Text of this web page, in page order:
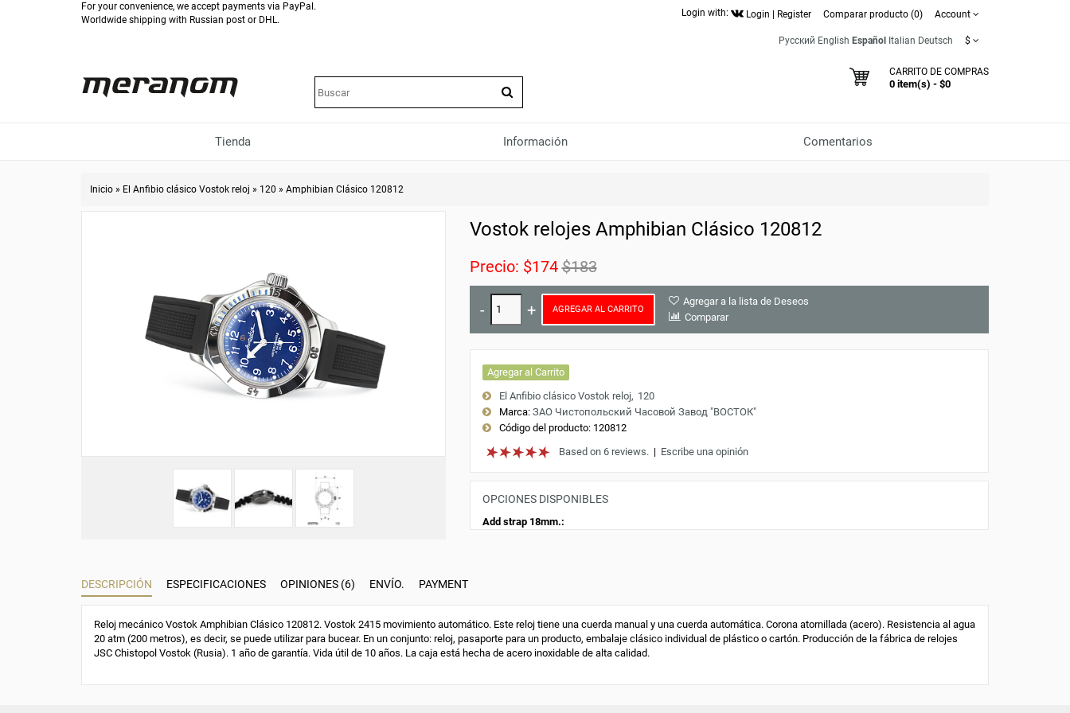
For your convenience, we accept payments via PayPal.
Worldwide shipping with Russian post or DHL.
Login with: Login Register Comparar producto (0) Account
Русский English Español Italian Deutsch $
CARRITO DE COMPRAS
0 item(s) - $0
Tienda Información Comentarios
Inicio » El Anfibio clásico Vostok reloj » 120 » Amphibian Clásico 120812
Vostok relojes Amphibian Clásico 120812
Precio: $174 $183
AGREGAR AL CARRITO
Agregar a la lista de Deseos
Comparar
Agregar al Carrito
El Anfibio clásico Vostok reloj
120
Marca: ЗАО Чистопольский Часовой Завод "ВОСТОК"
Código del producto:120812
Based on 6 reviews.| Escribe una opinión
OPCIONES DISPONIBLES
Add strap 18mm.:
DESCRIPCIÓN ESPECIFICACIONES OPINIONES (6) ENVÍO. PAYMENT
Reloj mecánico Vostok Amphibian Clásico 120812. Vostok 2415 movimiento automático. Este reloj tiene una cuerda manual y una cuerda automática. Corona atornillada (acero). Resistencia al agua
20 atm (200 metros), es decir, se puede utilizar para bucear. En un conjunto: reloj, pasaporte para un producto, embalaje clásico individual de plástico o cartón. Producción de la fábrica de relojes
JSC Chistopol Vostok (Rusia). 1 año de garantía. Vida útil de 10 años. La caja está hecha de acero inoxidable de alta calidad.